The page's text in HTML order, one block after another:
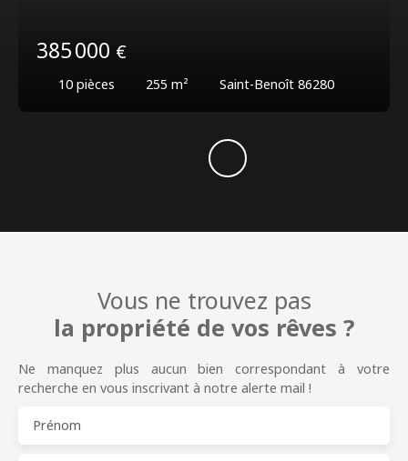
385 000 €
10 pièces 255 m² Saint-Benoît 86280
Vous ne trouvez pas
la propriété de vos rêves ?
Ne manquez plus aucun bien correspondant à votre
recherche en vous inscrivant à notre alerte mail !
Prénom